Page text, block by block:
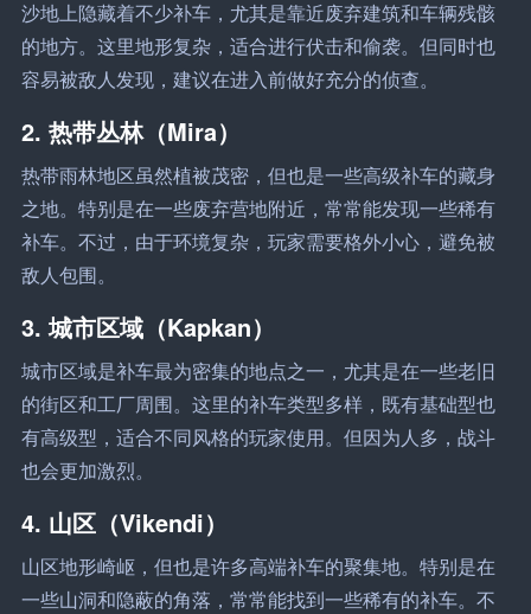
沙地上隐藏着不少补车，尤其是靠近废弃建筑和车辆残骸
的地方。这里地形复杂，适合进行伏击和偷袭。但同时也
容易被敌人发现，建议在进入前做好充分的侦查。
2. 热带丛林（Mira）
热带雨林地区虽然植被茂密，但也是一些高级补车的藏身
之地。特别是在一些废弃营地附近，常常能发现一些稀有
补车。不过，由于环境复杂，玩家需要格外小心，避免被
敌人包围。
3. 城市区域（Kapkan）
城市区域是补车最为密集的地点之一，尤其是在一些老旧
的街区和工厂周围。这里的补车类型多样，既有基础型也
有高级型，适合不同风格的玩家使用。但因为人多，战斗
也会更加激烈。
4. 山区（Vikendi）
山区地形崎岖，但也是许多高端补车的聚集地。特别是在
一些山洞和隐蔽的角落，常常能找到一些稀有的补车。不